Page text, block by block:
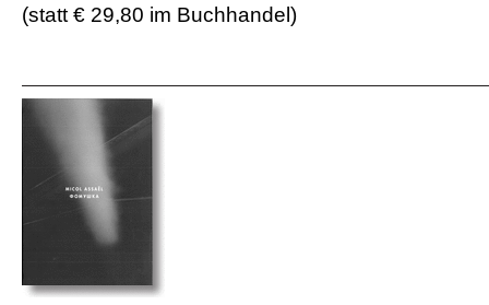
(statt € 29,80 im Buchhandel)